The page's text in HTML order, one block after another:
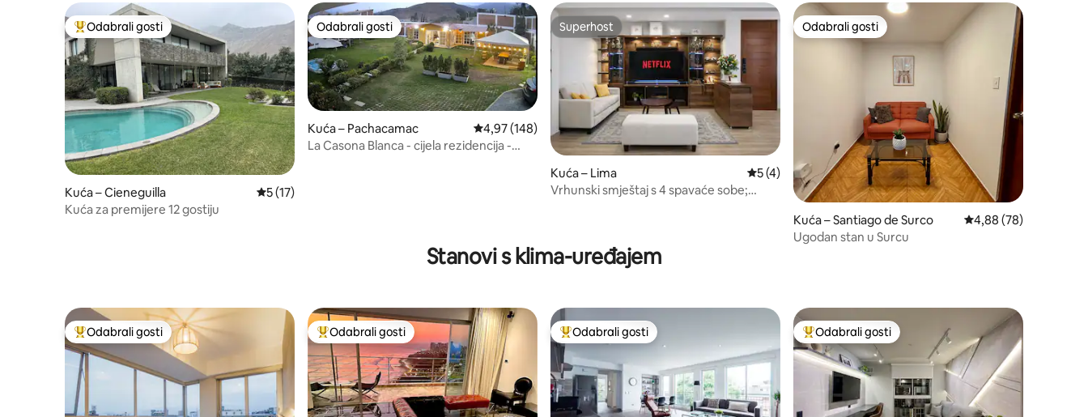
veleposlanstva
Među najviše rangiranima s oznakom „Odabrali gosti”
Odabrali gosti
Kuća – Cieneguilla Prosječna ocjena: 5/5, recenzija: 17
5 (17)
Kuća za premijere 12 gostiju
Odabrali gosti
Odabrali gosti
Kuća – Pachacamac Prosječna ocjena: 4,97/5, recenzija: 148
4,97 (148)
La Casona Blanca - cijela rezidencija -
Superhost
Superhost
Kuća – Lima Prosječna ocjena: 5/5, recenzija: 4
5 (4)
Vrhunski smještaj s 4 spavaće sobe;
Odabrali gosti
Odabrali gosti
Kuća – Santiago de Surco Prosječna ocjena:
4,88 (78)
Ugodan stan u Surcu
Stanovi s klima-uređajem
Među najviše rangiranima s oznakom „Odabrali gosti”
Odabrali gosti Među najviše rangiranima s oznakom „Odabrali gosti”
Odabrali gosti Među najviše rangiranima s oznakom „Odabrali gosti”
Odabrali gosti Među najviše rangiranima s oznakom „Odabrali gosti”
Odabrali gosti